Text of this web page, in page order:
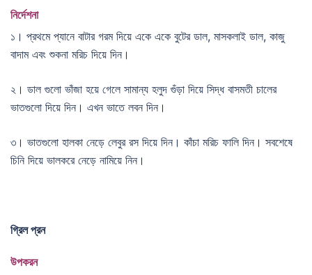
নির্দেশনা
১। প্রথমে প্যানে বাটার গরম দিয়ে একে একে বুটের ডাল, মাসকলাই ডাল, কাজু
বাদাম এবং শুকনা মরিচ দিয়ে দিন।
২। ডাল গুলো ভাঁজা হয়ে গেলে সামান্য হলুদ গুঁড়া দিয়ে সিদ্ধ বাসমতী চালের
ভাতগুলো দিয়ে দিন। এখন ভাতে লবন দিন।
৩। ভাতগুলো হালকা নেড়ে লেবুর রস দিয়ে দিন। কাঁচা মরিচ ফালি দিন। সবশেষে
চিনি দিয়ে ভালকরে নেড়ে নামিয়ে নিন।
গ্রিল প্রন
উপকরন